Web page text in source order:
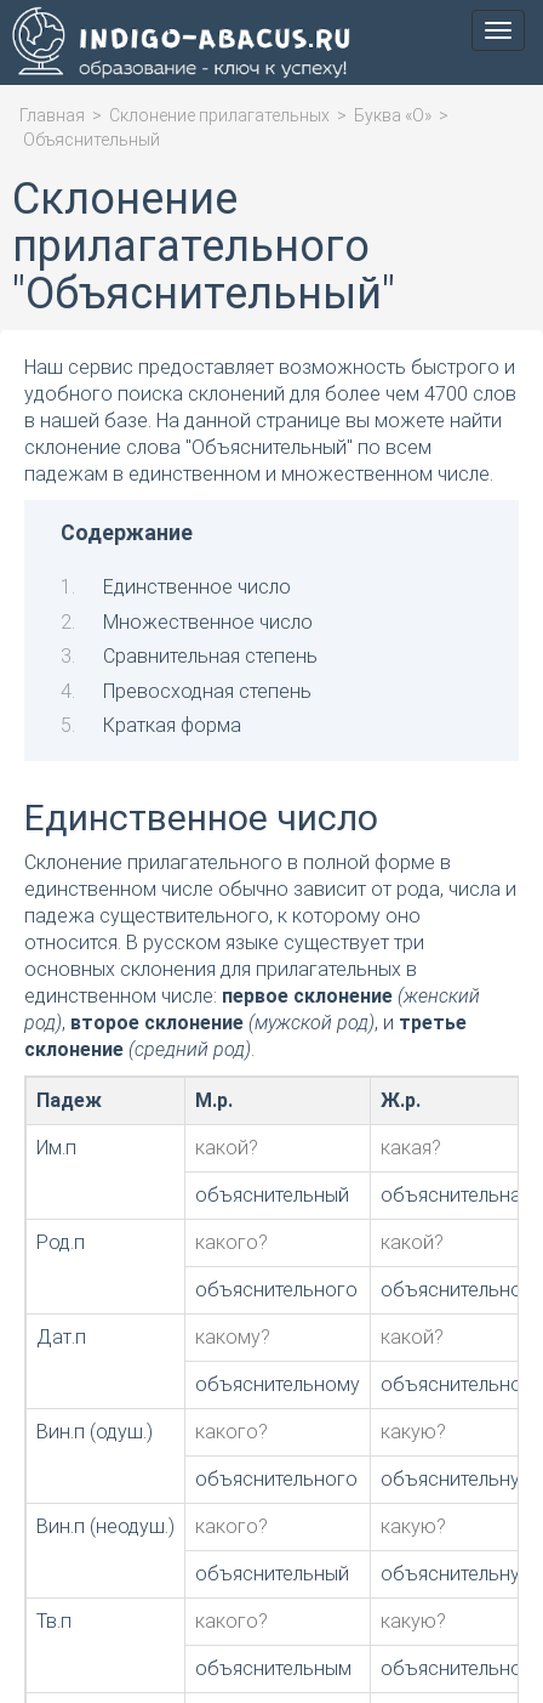
Меню
Главная > Склонение прилагательных > Буква «О» >
Объяснительный
Склонение
прилагательного
"Объяснительный"
Наш сервис предоставляет возможность быстрого и
удобного поиска склонений для более чем 4700 слов
в нашей базе. На данной странице вы можете найти
склонение слова "Объяснительный" по всем
падежам в единственном и множественном числе.
Содержание
Единственное число
Множественное число
Сравнительная степень
Превосходная степень
Краткая форма
Единственное число
Склонение прилагательного в полной форме в
единственном числе обычно зависит от рода, числа и
падежа существительного, к которому оно
относится. В русском языке существует три
основных склонения для прилагательных в
единственном числе: первое склонение (женский
род), второе склонение (мужской род), и третье
склонение (средний род).
Падеж М.р. Ж.р.
Им.п какой? какая?
объяснительный объяснительная
Род.п какого? какой?
объяснительного объяснительной
Дат.п какому? какой?
объяснительному объяснительной
Вин.п (одуш.) какого? какую?
объяснительного объяснительную
Вин.п (неодуш.) какого? какую?
объяснительный объяснительную
Тв.п какого? какую?
объяснительным